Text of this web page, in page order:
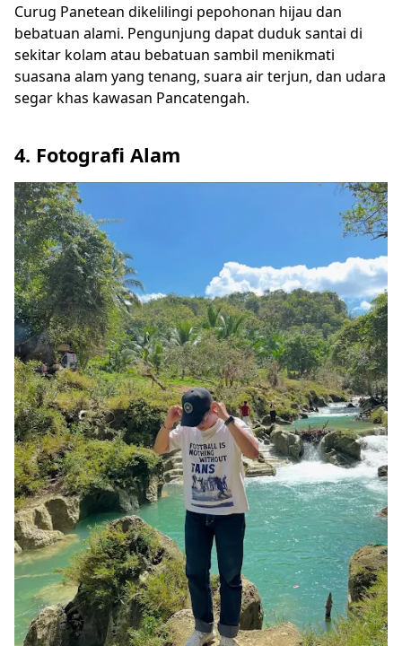
Curug Panetean dikelilingi pepohonan hijau dan
bebatuan alami. Pengunjung dapat duduk santai di
sekitar kolam atau bebatuan sambil menikmati
suasana alam yang tenang, suara air terjun, dan udara
segar khas kawasan Pancatengah.
4. Fotografi Alam